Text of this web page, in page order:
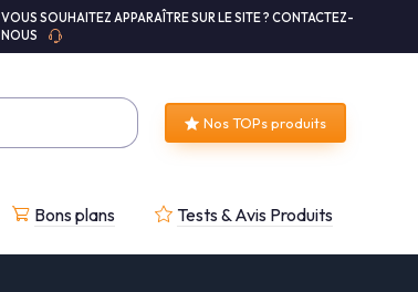
VOUS SOUHAITEZ APPARAÎTRE SUR LE SITE ? CONTACTEZ-
NOUS
Nos TOPs produits
Bons plans Tests & Avis Produits